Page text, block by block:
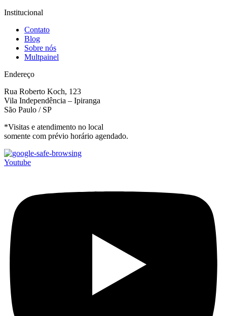
Institucional
Contato
Blog
Sobre nós
Multpainel
Endereço
Rua Roberto Koch, 123
Vila Independência – Ipiranga
São Paulo / SP
*Visitas e atendimento no local
somente com prévio horário agendado.
Youtube